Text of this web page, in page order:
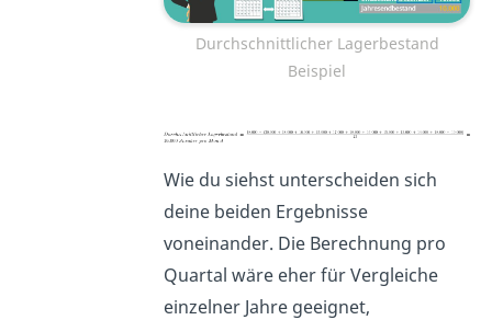
Durchschnittlicher Lagerbestand
Beispiel
Wie du siehst unterscheiden sich
deine beiden Ergebnisse
voneinander. Die Berechnung pro
Quartal wäre eher für Vergleiche
einzelner Jahre geeignet,